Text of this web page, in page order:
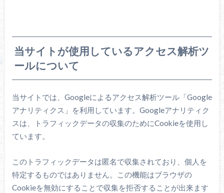
当サイトが使用しているアクセス解析ツ
ールについて
当サイトでは、Googleによるアクセス解析ツール「Google
アナリティクス」を利用しています。Googleアナリティク
スは、トラフィックデータの収集のためにCookieを使用し
ています。
このトラフィックデータは匿名で収集されており、個人を
特定するものではありません。この機能はブラウザの
Cookieを無効にすることで収集を拒否することが出来ます